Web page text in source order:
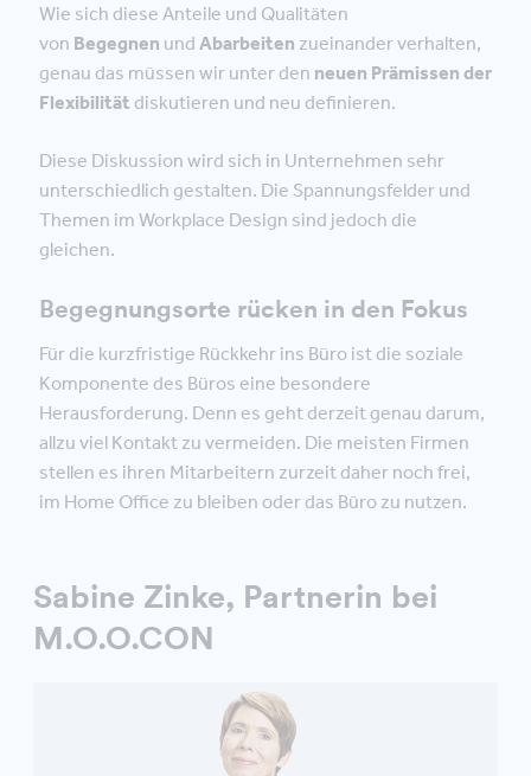
Wie sich diese Anteile und Qualitäten
von Begegnen und Abarbeiten zueinander verhalten,
genau das müssen wir unter den neuen Prämissen der
Flexibilität diskutieren und neu definieren.
Diese Diskussion wird sich in Unternehmen sehr
unterschiedlich gestalten. Die Spannungsfelder und
Themen im Workplace Design sind jedoch die
gleichen.
Begegnungsorte rücken in den Fokus
Für die kurzfristige Rückkehr ins Büro ist die soziale
Komponente des Büros eine besondere
Herausforderung. Denn es geht derzeit genau darum,
allzu viel Kontakt zu vermeiden. Die meisten Firmen
stellen es ihren Mitarbeitern zurzeit daher noch frei,
im Home Office zu bleiben oder das Büro zu nutzen.
Sabine Zinke, Partnerin bei
M.O.O.CON